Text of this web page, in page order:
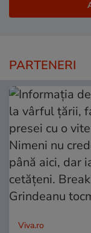
PARTENERI
Viva.ro